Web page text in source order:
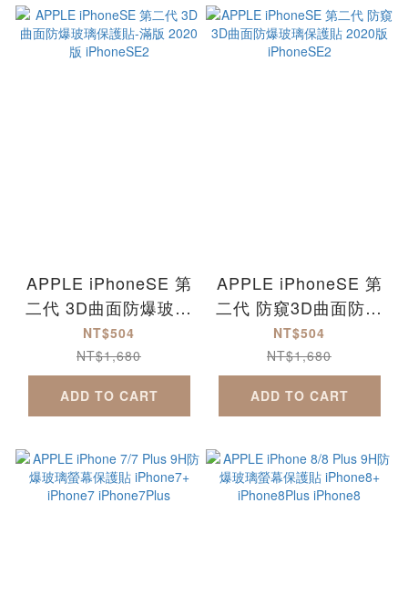
APPLE iPhoneSE 第
二代 3D曲面防爆玻璃
保護貼-滿版 2020版
iPhoneSE2
NT$504
NT$1,680
ADD TO CART
APPLE iPhoneSE 第
二代 防窺3D曲面防爆
玻璃保護貼 2020版
iPhoneSE2
NT$504
NT$1,680
ADD TO CART